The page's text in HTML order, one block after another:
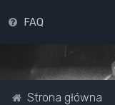
FAQ
Strona główna